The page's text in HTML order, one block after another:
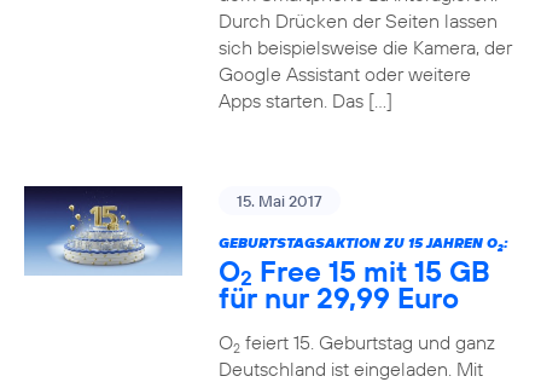
Durch Drücken der Seiten lassen
sich beispielsweise die Kamera, der
Google Assistant oder weitere
Apps starten. Das […]
15. Mai 2017
GEBURTSTAGSAKTION ZU 15 JAHREN O2:
O2 Free 15 mit 15 GB
für nur 29,99 Euro
O2feiert 15. Geburtstag und ganz
Deutschland ist eingeladen. Mit